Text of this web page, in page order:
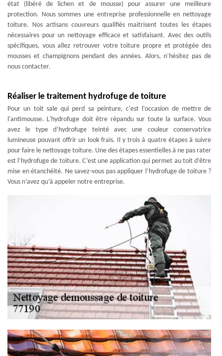
état (libéré de lichen et de mousse) pour assurer une meilleure
protection. Nous sommes une entreprise professionnelle en nettoyage
toiture. Nos artisans couvreurs qualifiés maitrisent toutes les étapes
nécessaires pour un nettoyage efficace et satisfaisant. Avec des outils
spécifiques, vous allez retrouver votre toiture propre et protégée des
mousses et champignons pendant des années. Alors, n’hésitez pas de
nous contacter.
Réaliser le traitement hydrofuge de toiture
Pour un toit sale qui perd sa peinture, c'est l'occasion de mettre de
l'antimousse. L'hydrofuge doit être répandu sur toute la surface. Vous
avez le type d’hydrofuge teinté avec une couleur conservatrice
lumineuse pouvant offrir un look frais. Il y trois à quatre étapes à suivre
pour faire le nettoyage toiture. Une des étapes essentielles à ne pas rater
est l’hydrofuge de toiture. C’est une application qui permet au toit d’être
mise en étanchéité. Ne savez-vous pas appliquer l’hydrofuge de toiture ?
Vous n’avez qu’à appeler notre entreprise.